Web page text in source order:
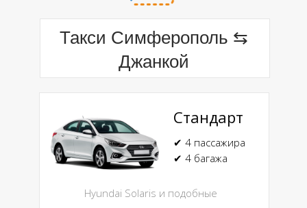
Такси Симферополь ⇆
Джанкой
Стандарт
Hyundai Solaris и подобные
✔ 4 пассажира
✔ 4 багажа